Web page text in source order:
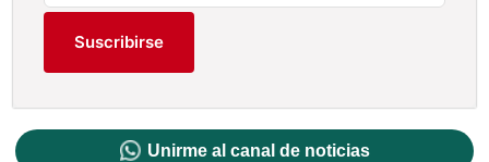
Suscribirse
Unirme al canal de noticias